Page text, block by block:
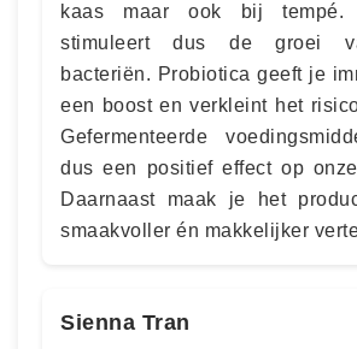
kaas maar ook bij tempé.
stimuleert dus de groei
bacteriën. Probiotica geeft je
een boost en verkleint het
Gefermenteerde
dus een positief effect op
Daarnaast maak je het
smaakvoller én makkelijker
Sienna Tran